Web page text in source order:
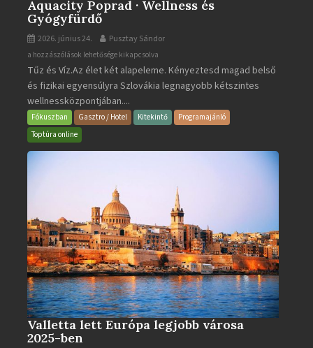
Aquacity Poprad · Wellness és
Gyógyfürdő
2026. június 24. Pusztay Sándor
Aquacity
Poprad
·
Wellness
és
Gyógyfürdő
a hozzászólások lehetősége kikapcsolva
Tűz és Víz.Az élet két alapeleme. Kényeztesd magad belső
és fizikai egyensúlyra Szlovákia legnagyobb kétszintes
wellnessközpontjában....
Fókuszban Gasztro / Hotel Kitekintő
Programajánló
Toptúra online
Valletta lett Európa legjobb városa
2025-ben